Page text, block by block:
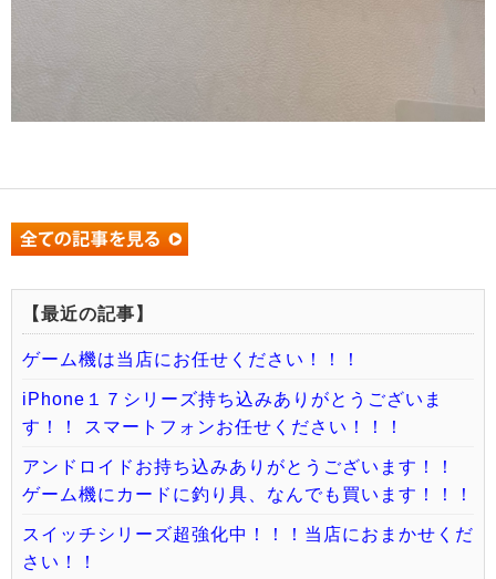
【最近の記事】
ゲーム機は当店にお任せください！！！
iPhone１７シリーズ持ち込みありがとうございま
す！！ スマートフォンお任せください！！！
アンドロイドお持ち込みありがとうございます！！
ゲーム機にカードに釣り具、なんでも買います！！！
スイッチシリーズ超強化中！！！当店におまかせくだ
さい！！